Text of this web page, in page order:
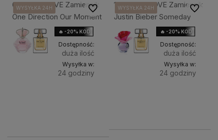
68. ANGELOVE Zamiennik
One Direction Our Moment
20%
OKAZJA
🔥 -20% KOD: HOLIDAY
WYSYŁKA 24H
WYSYŁKA 24H
WYSYŁKA 24H
Dostępność:
duża ilość
Wysyłka w:
24 godziny
Do ulubionych164. ANGELOVE Zamiennik
Justin Bieber Someday
🔥 -20% KOD: HOLIDAY
WYSYŁKA 24H
WYSYŁKA 24H
WYSYŁKA 24H
Dostępność:
duża ilość
Wysyłka w:
24 godziny
Do